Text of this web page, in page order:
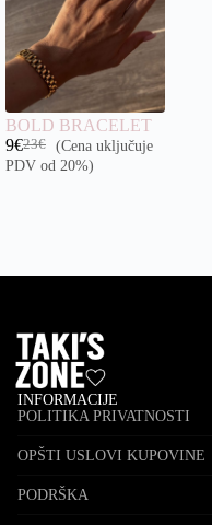
BOLD BRACELET
23€
9€
(Cena uključuje
PDV od 20%)
INFORMACIJE
POLITIKA PRIVATNOSTI
OPŠTI USLOVI KUPOVINE
PODRŠKA